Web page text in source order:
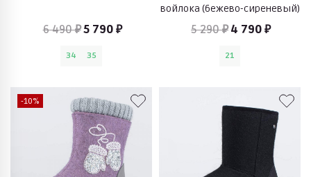
6 490 ₽5 790 ₽
34 35
войлока (бежево-сиреневый)
5 290 ₽ 4 790 ₽
21
-10%